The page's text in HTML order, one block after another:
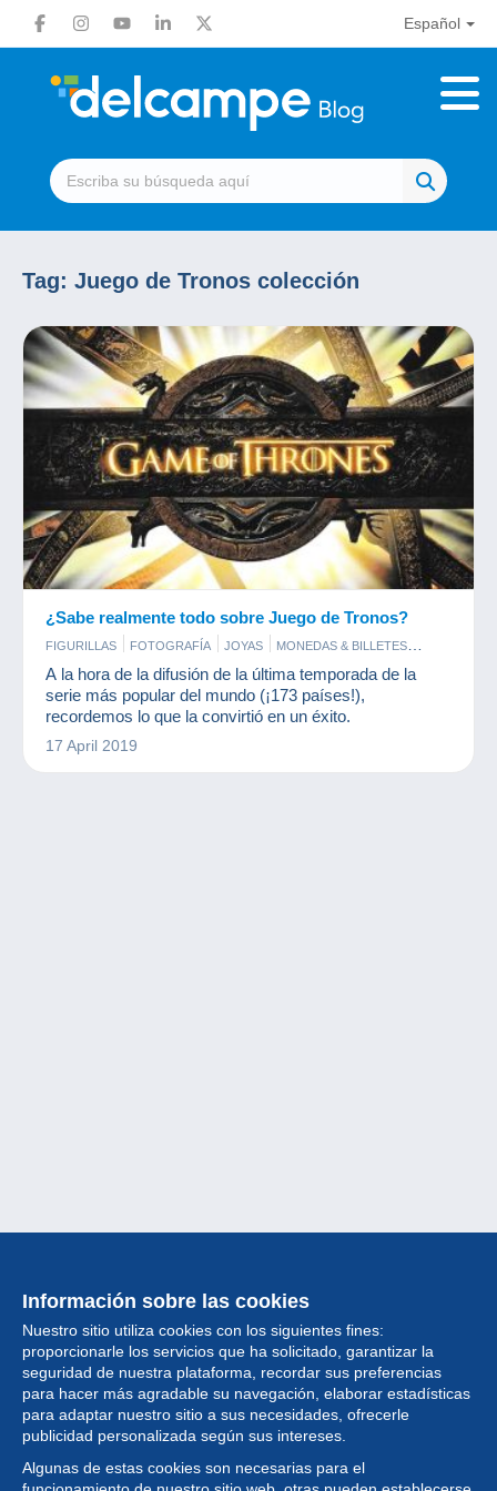
Español
Tag: Juego de Tronos colección
¿Sabe realmente todo sobre Juego de Tronos?
FIGURILLAS FOTOGRAFÍA JOYAS
MONEDAS & BILLETES
SELLOS
A la hora de la difusión de la última temporada de la
serie más popular del mundo (¡173 países!),
recordemos lo que la convirtió en un éxito.
17 April 2019
Información sobre las cookies
Nuestro sitio utiliza cookies con los siguientes fines:
proporcionarle los servicios que ha solicitado, garantizar la
seguridad de nuestra plataforma, recordar sus preferencias
para hacer más agradable su navegación, elaborar estadísticas
para adaptar nuestro sitio a sus necesidades, ofrecerle
publicidad personalizada según sus intereses.
Algunas de estas cookies son necesarias para el
Colección
Noticias